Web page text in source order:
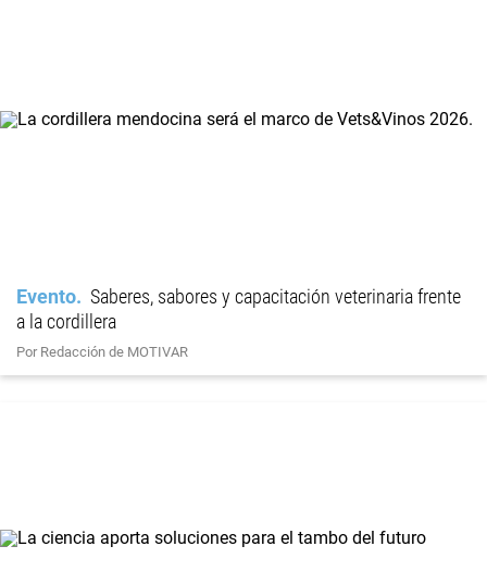
Evento
Saberes, sabores y capacitación veterinaria frente
a la cordillera
Por Redacción de MOTIVAR